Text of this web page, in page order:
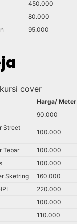
450.000
80.000
95.000
Harga/ Meter
90.000
Street
100.000
Tebar
100.000
100.000
Sketring
160.000
220.000
100.000
110.000